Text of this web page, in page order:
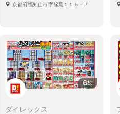
京都府福知山市字篠尾１１５－７
6枚
ダイレックス